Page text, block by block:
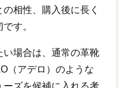
相性、購入後に長く
す。
い場合は、通常の革靴
（アデロ）のような